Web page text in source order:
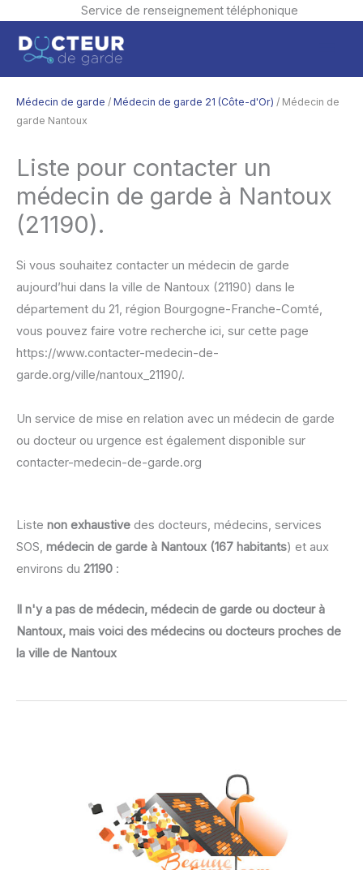
Service de renseignement téléphonique
contenu
Médecin de garde / Médecin de garde 21 (Côte-d'Or) / Médecin de
garde Nantoux
Liste pour contacter un
médecin de garde à Nantoux
(21190).
Si vous souhaitez contacter un médecin de garde
aujourd’hui dans la ville de Nantoux (21190) dans le
département du 21, région Bourgogne-Franche-Comté,
vous pouvez faire votre recherche ici, sur cette page
https://www.contacter-medecin-de-
garde.org/ville/nantoux_21190/.
Un service de mise en relation avec un médecin de garde
ou docteur ou urgence est également disponible sur
contacter-medecin-de-garde.org
Liste non exhaustive des docteurs, médecins, services
SOS, médecin de garde à Nantoux (167 habitants) et aux
environs du 21190 :
Il n'y a pas de médecin, médecin de garde ou docteur à
Nantoux, mais voici des médecins ou docteurs proches de
la ville de Nantoux